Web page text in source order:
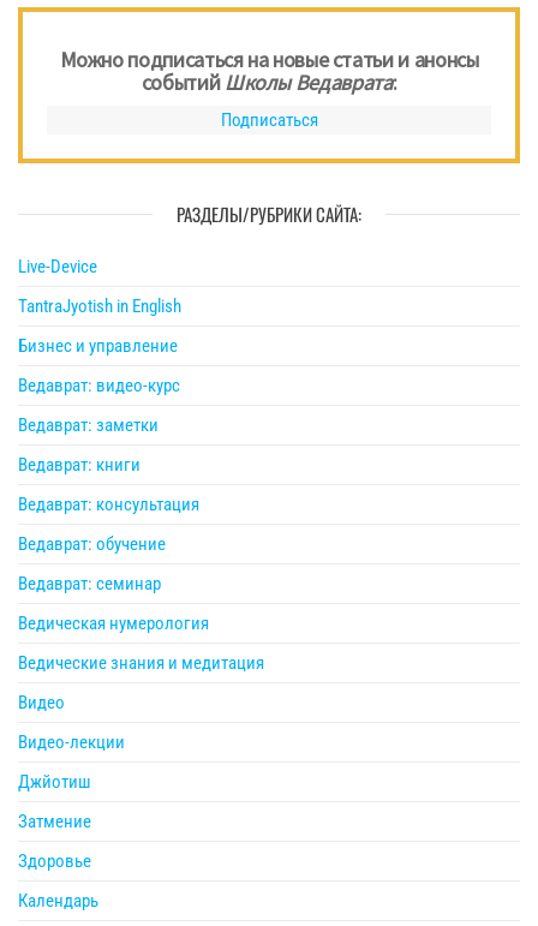
Можно подписаться на новые статьи и анонсы
событийШколы Ведаврата:
Подписаться
РАЗДЕЛЫ/РУБРИКИ САЙТА:
Live-Device
TantraJyotish in English
Бизнес и управление
Ведаврат: видео-курс
Ведаврат: заметки
Ведаврат: книги
Ведаврат: консультация
Ведаврат: обучение
Ведаврат: семинар
Ведическая нумерология
Ведические знания и медитация
Видео
Видео-лекции
Джйотиш
Затмение
Здоровье
Календарь